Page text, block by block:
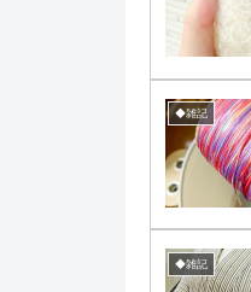
◆雑記
◆雑記